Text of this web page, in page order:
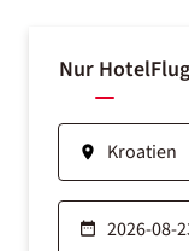
Nur Hotel